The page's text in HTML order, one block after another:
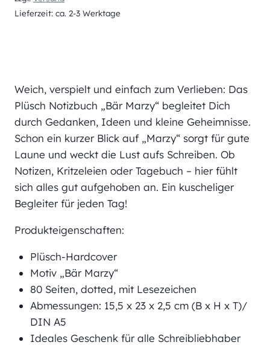
Lieferzeit: ca. 2-3 Werktage
Weich, verspielt und einfach zum Verlieben: Das
Plüsch Notizbuch „Bär Marzy“ begleitet Dich
durch Gedanken, Ideen und kleine Geheimnisse.
Schon ein kurzer Blick auf „Marzy“ sorgt für gute
Laune und weckt die Lust aufs Schreiben. Ob
Notizen, Kritzeleien oder Tagebuch – hier fühlt
sich alles gut aufgehoben an. Ein kuscheliger
Begleiter für jeden Tag!
Produkteigenschaften:
Plüsch-Hardcover
Motiv „Bär Marzy“
80 Seiten, dotted, mit Lesezeichen
Abmessungen: 15,5 x 23 x 2,5 cm (B x H x T)/
DIN A5
Ideales Geschenk für alle Schreibliebhaber